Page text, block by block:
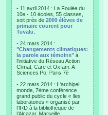
- 11 avril 2014 : La Foulée du
10e - 10 écoles, 55 classes,
soit près de 2000 élèves de
primaire courent pour
Tuvalu
- 24 mars 2014 :
"Changements climatiques:
la parole aux témoins" à
l'initiative du Réseau Action
Climat, Care et Oxfam. A
Sciences Po, Paris 7è
- 22 mars 2014 : L'archipel
monde, 7ème conférence
grand public du cycle « Iles
laboratoires » organisé par
l'IRD à la bibliothèque de
l’Alcazar, Marseille